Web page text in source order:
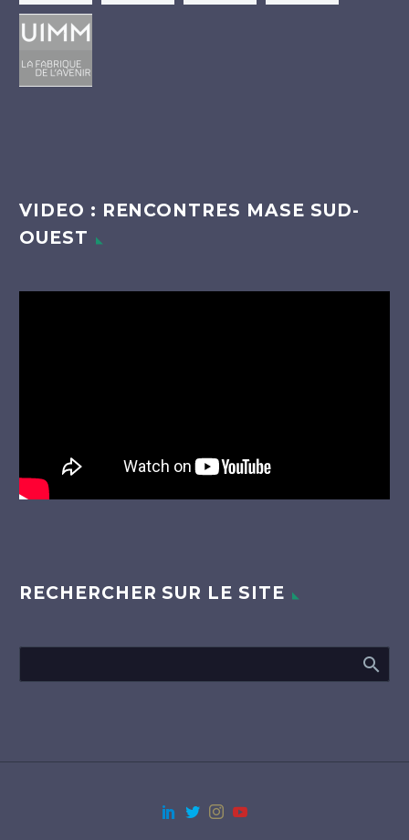
VIDEO : RENCONTRES MASE SUD-
OUEST
RECHERCHER SUR LE SITE